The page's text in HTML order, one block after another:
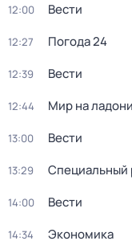
12:00 Вести
12:27 Погода 24
12:39 Вести
12:44 Мир на
13:00 Вести
13:29 Специальный
14:00 Вести
14:34 Экономика